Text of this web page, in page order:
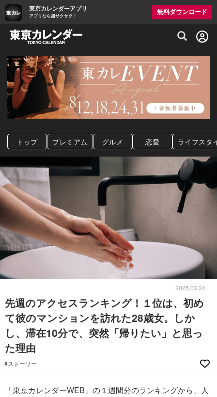
東京カレンダーアプリ
アプリなら超サクサク！
無料ダウンロード
グルメ情報・プレミアムレストラン予約
トップ プレミアム グルメ 恋愛 ライフスタ
2025.03.24
先週のアクセスランキング！１位は、初め
て彼のマンションを訪れた28歳女。しか
し、滞在10分で、突然「帰りたい」と思っ
た理由
#ストーリー
「東京カレンダーWEB」の１週間分のランキングから、人